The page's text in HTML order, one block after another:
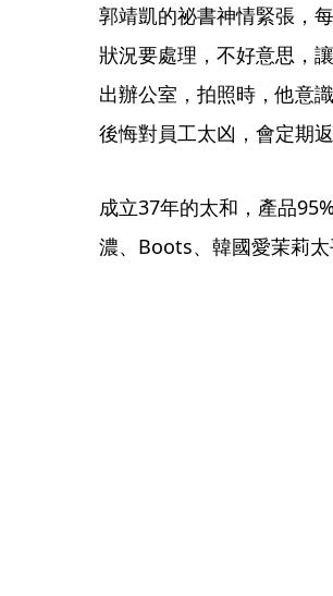
郭靖凱的祕書神情緊張，
狀況要處理，不好意思，
出辦公室，拍照時，他意
後悔對員工太凶，會定期
成立37年的太和，產品
濃、Boots、韓國愛茉莉太